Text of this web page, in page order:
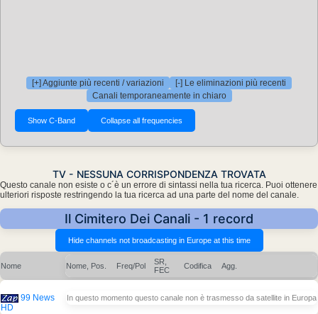
[+] Aggiunte più recenti / variazioni
[-] Le eliminazioni più recenti
Canali temporaneamente in chiaro
TV - NESSUNA CORRISPONDENZA TROVATA
Questo canale non esiste o c´è un errore di sintassi nella tua ricerca. Puoi ottenere
ulteriori risposte restringendo la tua ricerca ad una parte del nome del canale.
Il Cimitero Dei Canali - 1 record
Nome Nome, Pos. Freq/Pol
SR,
FEC
Codifica Agg.
99 News
HD
In questo momento questo canale non è trasmesso da satellite in Europa